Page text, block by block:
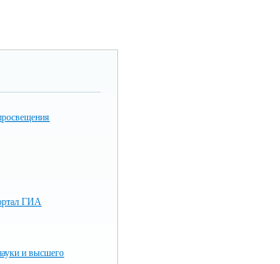
ГИА
и высшего